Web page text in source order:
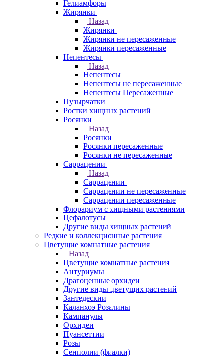
Гелиамфоры
Жирянки
Назад
Жирянки
Жирянки не пересаженные
Жирянки пересаженные
Непентесы
Назад
Непентесы
Непентесы не пересаженные
Непентесы Пересаженные
Пузырчатки
Ростки хищных растений
Росянки
Назад
Росянки
Росянки пересаженные
Росянки не пересаженные
Саррацении
Назад
Саррацении
Саррацении не пересаженные
Саррацении пересаженные
Флорариум с хищными растениями
Цефалотусы
Другие виды хищных растений
Редкие и коллекционные растения
Цветущие комнатные растения
Назад
Цветущие комнатные растения
Антуриумы
Драгоценные орхидеи
Другие виды цветущих растений
Зантедескии
Каланхоэ Розалины
Кампанулы
Орхидеи
Пуансеттии
Розы
Сенполии (фиалки)